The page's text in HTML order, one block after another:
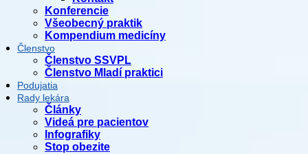
Konferencie
Všeobecný praktik
Kompendium medicíny
Členstvo
Členstvo SSVPL
Členstvo Mladí praktici
Podujatia
Rady lekára
Články
Videá pre pacientov
Infografiky
Stop obezite